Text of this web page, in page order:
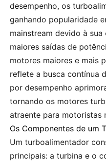
desempenho, os
ganhando popularidade
mainstream devido à
maiores saídas de
motores maiores e mais
reflete a busca contínua
por desempenho
tornando os motores
atraente para motoristas
Os Componentes de um
Um turboalimentador
principais: a turbina e o